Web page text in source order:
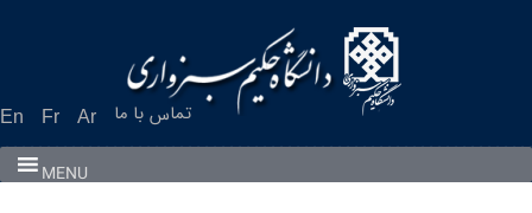
En Fr Ar تماس با ما
MENU